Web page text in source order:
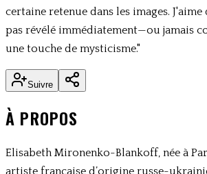
certaine retenue dans les images.
pas révélé immédiatement—ou jamais
une touche de mysticisme."
Suivre
À PROPOS
Elisabeth Mironenko-Blankoff, née à
artiste française d’origine russe-